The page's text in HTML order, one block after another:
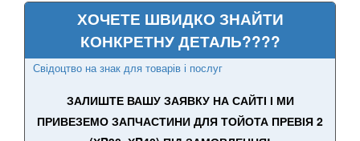
TESLA
TOYOTA
Auris I E150 (JPP, UKP)
Auris II E180
ХОЧЕТЕ ШВИДКО ЗНАЙТИ
КОНКРЕТНУ ДЕТАЛЬ????
Свідоцтво на знак для товарів і послуг
ЗАЛИШТЕ ВАШУ ЗАЯВКУ НА САЙТІ І МИ
ПРИВЕЗЕМО ЗАПЧАСТИНИ ДЛЯ ТОЙОТА ПРЕВІЯ 2